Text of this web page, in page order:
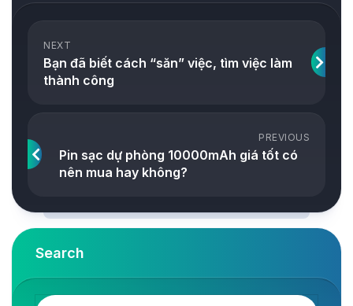
NEXT
Bạn đã biết cách “săn” việc, tìm việc làm
thành công
PREVIOUS
Pin sạc dự phòng 10000mAh giá tốt có
nên mua hay không?
Search